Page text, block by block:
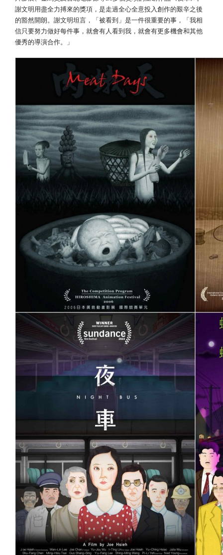
謝文明用盡全力搏來的獎項，是走過全心全意投入創作的艱辛之後
的豁然開朗。謝文明坦言，「被看到」是一件很重要的事，「我相
信只要努力做好每件事，就會有人看到我，就會有更多機會和其他
優秀的導演合作。」